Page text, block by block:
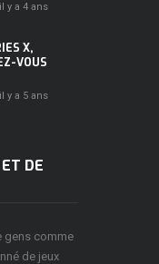
il y a 4 ans
X,
VOUS
il y a 5 ans
DE
gens comme
de jeux